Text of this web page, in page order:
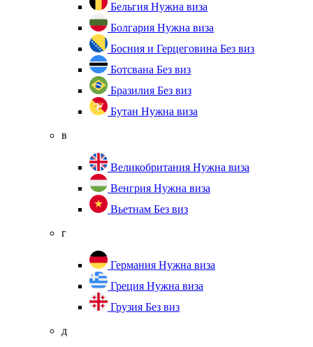
Бельгия Нужна виза
Болгария Нужна виза
Босния и Герцеговина Без виз
Ботсвана Без виз
Бразилия Без виз
Бутан Нужна виза
в
Великобритания Нужна виза
Венгрия Нужна виза
Вьетнам Без виз
г
Германия Нужна виза
Греция Нужна виза
Грузия Без виз
д